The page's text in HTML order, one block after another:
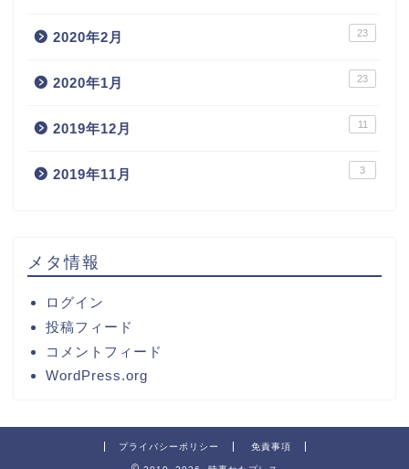
2020年2月 23
2020年1月 23
2019年12月 11
2019年11月 3
メタ情報
ログイン
投稿フィード
コメントフィード
WordPress.org
プライバシーポリシー 免責事項